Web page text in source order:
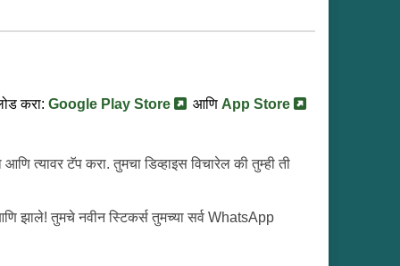
करा: Google Play Store आणि App Store
त्यावर टॅप करा. तुमचा डिव्हाइस विचारेल की तुम्ही ती
झाले! तुमचे नवीन स्टिकर्स तुमच्या सर्व WhatsApp